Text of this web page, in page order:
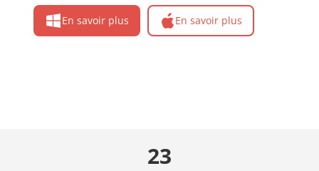
En savoir plus En savoir plus
23